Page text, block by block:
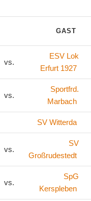
GAST
vs.
ESV Lok
Erfurt 1927
vs.
Sportfrd.
Marbach
SV Witterda
vs.
SV
Großrudestedt
vs.
SpG
Kerspleben